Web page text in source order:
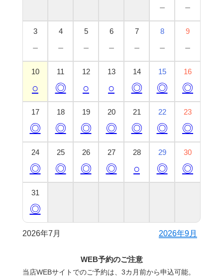
WEB予約のご注意
当店WEBサイトでのご予約は、3カ月前から申込可能。
－ －
3
－
4
－
5
－
6
－
7
－
8
－
9
－
10
○
11
◎
12
○
13
○
14
◎
15
◎
16
◎
17
◎
18
◎
19
◎
20
◎
21
◎
22
◎
23
◎
24
◎
25
◎
26
◎
27
◎
28
○
29
◎
30
◎
31
◎
2026年7月 2026年9月